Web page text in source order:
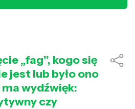
„fag”, kogo się
jest lub było ono
wydźwięk:
czy